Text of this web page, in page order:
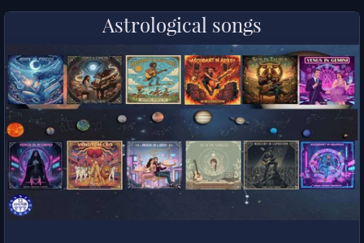
Astrological songs